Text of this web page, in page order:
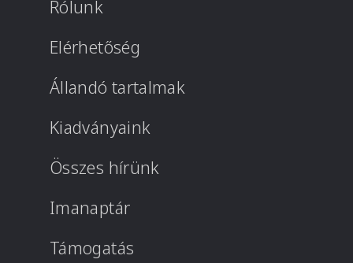
Rólunk
Elérhetőség
Állandó tartalmak
Kiadványaink
Összes hírünk
Imanaptár
Támogatás